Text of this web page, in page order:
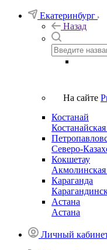
Екатеринбург
Назад
На сайте
Костанай
Северо-
Кокшетау
Акмолинская
Караганда
Астана
Астана
Личный